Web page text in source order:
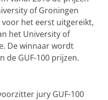
of Groningen
voor het eerst uitgereikt,
het University of
De winnaar wordt
de GUF-100 prijzen.
jury GUF-100